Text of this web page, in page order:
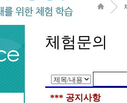
체험문의
*** 공지사항